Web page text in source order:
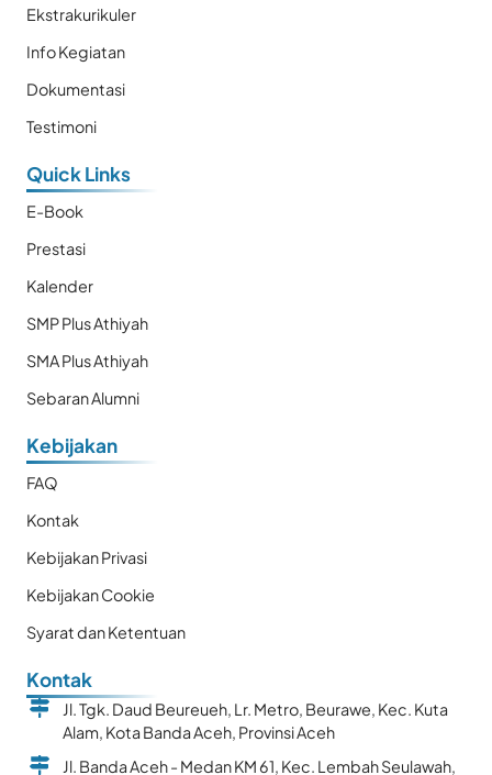
Ekstrakurikuler
Info Kegiatan
Dokumentasi
Testimoni
Quick Links
E-Book
Prestasi
Kalender
SMP Plus Athiyah
SMA Plus Athiyah
Sebaran Alumni
Kebijakan
FAQ
Kontak
Kebijakan Privasi
Kebijakan Cookie
Syarat dan Ketentuan
Kontak
Jl. Tgk. Daud Beureueh, Lr. Metro, Beurawe, Kec. Kuta
Alam, Kota Banda Aceh, Provinsi Aceh
Jl. Banda Aceh - Medan KM 61, Kec. Lembah Seulawah,